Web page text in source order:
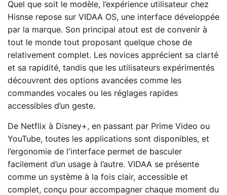
Quel que soit le modèle, l’expérience utilisateur chez
Hisnse repose sur VIDAA OS, une interface développée
par la marque. Son principal atout est de convenir à
tout le monde tout proposant quelque chose de
relativement complet. Les novices apprécient sa clarté
et sa rapidité, tandis que les utilisateurs expérimentés
découvrent des options avancées comme les
commandes vocales ou les réglages rapides
accessibles d’un geste.
De Netflix à Disney+, en passant par Prime Video ou
YouTube, toutes les applications sont disponibles, et
l’ergonomie de l'interface permet de basculer
facilement d’un usage à l’autre. VIDAA se présente
comme un système à la fois clair, accessible et
complet, conçu pour accompagner chaque moment du